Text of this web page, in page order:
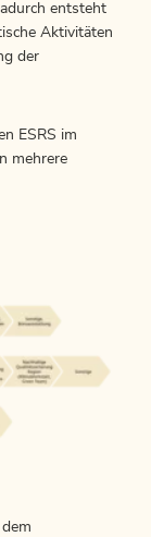
entsteht
Aktivitäten
der
ESRS im
mehrere